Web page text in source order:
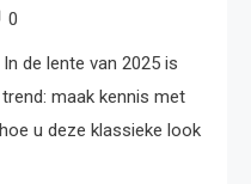
0
de lente van 2025 is
maak kennis met
u deze klassieke look